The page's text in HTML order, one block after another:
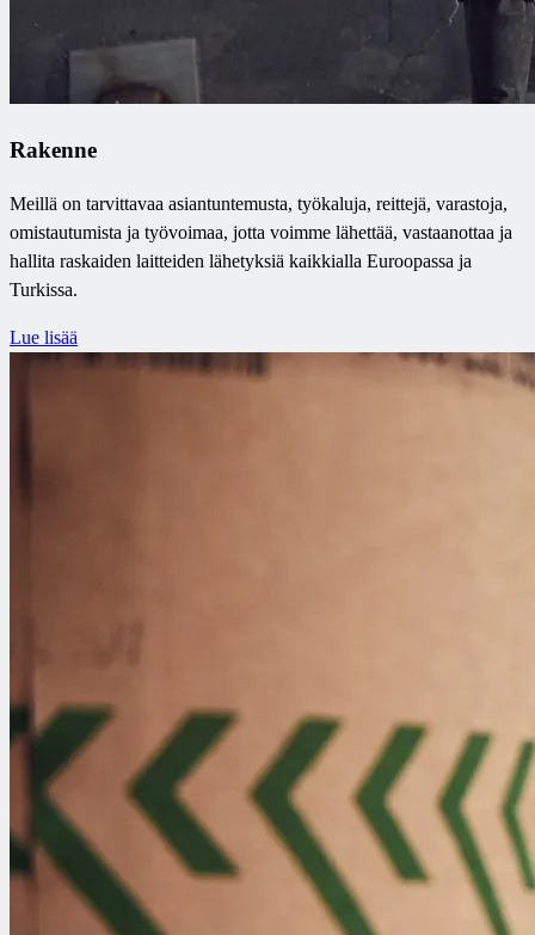
Rakenne
Meillä on tarvittavaa asiantuntemusta, työkaluja, reittejä, varastoja,
omistautumista ja työvoimaa, jotta voimme lähettää, vastaanottaa ja
hallita raskaiden laitteiden lähetyksiä kaikkialla Euroopassa ja
Turkissa.
Lue lisää